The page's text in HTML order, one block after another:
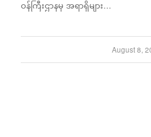
ဝန်ကြီးဌာနမှ အရာရှိများ…
August 8,